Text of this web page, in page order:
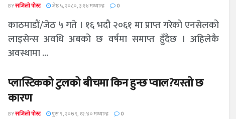
BYसजिलो पोस्ट जेष्ठ ५, २०८०, ३:१४ मध्यान्ह 0
काठमाडौं/जेठ ५ गते । १६ भदौ २०६१ मा प्राप्त गरेको एनसेलको
लाइसेन्स अवधि अबको छ वर्षमा समाप्त हुँदैछ । अहिलेकै
अवस्थामा ...
प्लास्टिकको टुलको बीचमा किन हुन्छ प्वाल?यस्तो छ
कारण
BYसजिलो पोस्ट पुस ९, २०७९, १२:४० मध्यान्ह 0